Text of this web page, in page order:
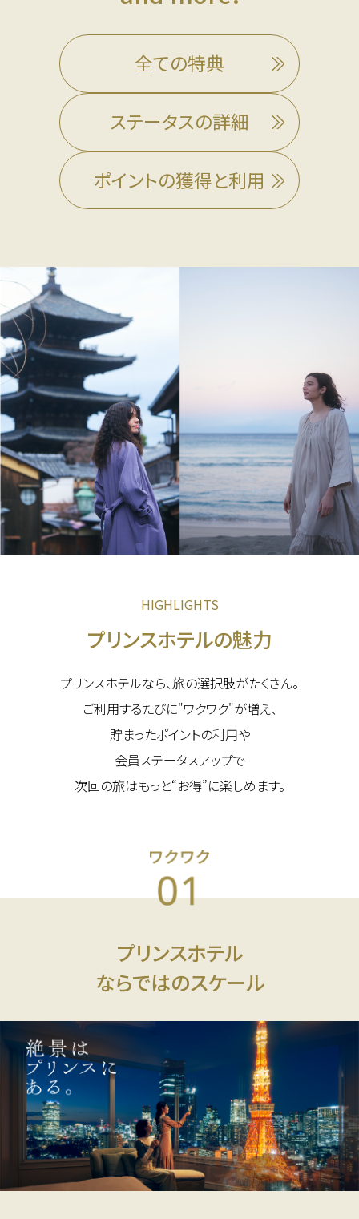
全ての特典
ステータスの詳細
ポイントの獲得と利用
HIGHLIGHTS
プリンスホテルの魅力
プリンスホテルなら、旅の選択肢がたくさん。
ご利用するたびに"ワクワク"が増え、
貯まったポイントの利用や
会員ステータスアップで
次回の旅はもっと“お得”に楽しめます。
プリンスホテル
ならではのスケール